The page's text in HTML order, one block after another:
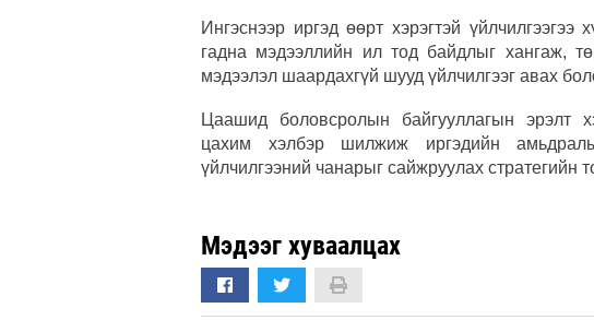
Ингэснээр иргэд өөрт хэрэгтэй үйлчилгээгээ
гадна мэдээллийн ил тод байдлыг хангаж,
мэдээлэл шаардахгүй шууд үйлчилгээг авах
Цаашид боловсролын байгууллагын эрэлт
цахим хэлбэр шилжиж иргэдийн
үйлчилгээний чанарыг сайжруулах стратегийн
Мэдээг хуваалцах